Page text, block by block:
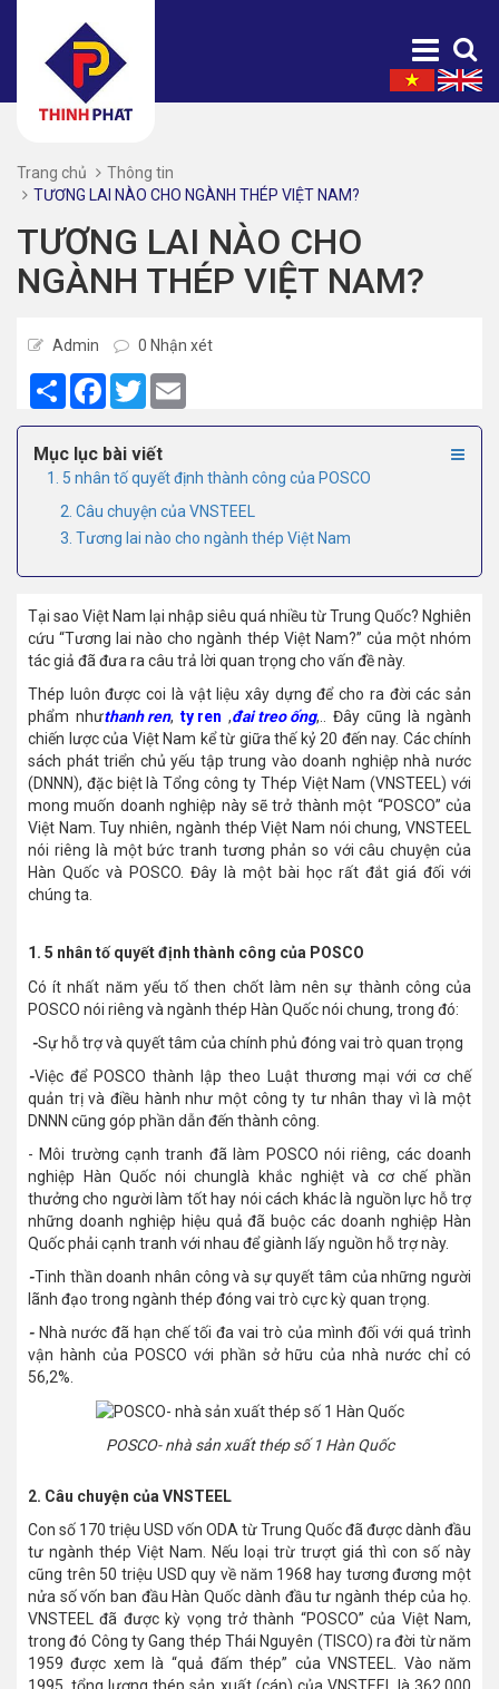
Trang chủ
Thông tin
TƯƠNG LAI NÀO CHO NGÀNH THÉP VIỆT NAM?
TƯƠNG LAI NÀO CHO
NGÀNH THÉP VIỆT NAM?
Admin 0 Nhận xét
Share Facebook
Twitter
Mục lục bài viết
1. 5 nhân tố quyết định thành công của POSCO
2. Câu chuyện của VNSTEEL
3. Tương lai nào cho ngành thép Việt Nam
Tại sao Việt Nam lại nhập siêu quá nhiều từ Trung Quốc? Nghiên
cứu “Tương lai nào cho ngành thép Việt Nam?” của một nhóm
tác giả đã đưa ra câu trả lời quan trọng cho vấn đề này.
Thép luôn được coi là vật liệu xây dựng để cho ra đời các sản
phẩm nhưthanh ren, ty ren ,đai treo ống,.. Đây cũng là ngành
chiến lược của Việt Nam kể từ giữa thế kỷ 20 đến nay. Các chính
sách phát triển chủ yếu tập trung vào doanh nghiệp nhà nước
(DNNN), đặc biệt là Tổng công ty Thép Việt Nam (VNSTEEL) với
mong muốn doanh nghiệp này sẽ trở thành một “POSCO” của
Việt Nam. Tuy nhiên, ngành thép Việt Nam nói chung, VNSTEEL
nói riêng là một bức tranh tương phản so với câu chuyện của
Hàn Quốc và POSCO. Đây là một bài học rất đắt giá đối với
chúng ta.
1. 5 nhân tố quyết định thành công của POSCO
Có ít nhất năm yếu tố then chốt làm nên sự thành công của
POSCO nói riêng và ngành thép Hàn Quốc nói chung, trong đó:
-Sự hỗ trợ và quyết tâm của chính phủ đóng vai trò quan trọng
-Việc để POSCO thành lập theo Luật thương mại với cơ chế
quản trị và điều hành như một công ty tư nhân thay vì là một
DNNN cũng góp phần dẫn đến thành công.
- Môi trường cạnh tranh đã làm POSCO nói riêng, các doanh
nghiệp Hàn Quốc nói chunglà khắc nghiệt và cơ chế phần
thưởng cho người làm tốt hay nói cách khác là nguồn lực hỗ trợ
những doanh nghiệp hiệu quả đã buộc các doanh nghiệp Hàn
Quốc phải cạnh tranh với nhau để giành lấy nguồn hỗ trợ này.
-Tinh thần doanh nhân công và sự quyết tâm của những người
lãnh đạo trong ngành thép đóng vai trò cực kỳ quan trọng.
- Nhà nước đã hạn chế tối đa vai trò của mình đối với quá trình
vận hành của POSCO với phần sở hữu của nhà nước chỉ có
56,2%.
POSCO- nhà sản xuất thép số 1 Hàn Quốc
2. Câu chuyện của VNSTEEL
Con số 170 triệu USD vốn ODA từ Trung Quốc đã được dành đầu
tư ngành thép Việt Nam. Nếu loại trừ trượt giá thì con số này
cũng trên 50 triệu USD quy về năm 1968 hay tương đương một
nửa số vốn ban đầu Hàn Quốc dành đầu tư ngành thép của họ.
VNSTEEL đã được kỳ vọng trở thành “POSCO” của Việt Nam,
trong đó Công ty Gang thép Thái Nguyên (TISCO) ra đời từ năm
1959 được xem là “quả đấm thép” của VNSTEEL. Vào năm